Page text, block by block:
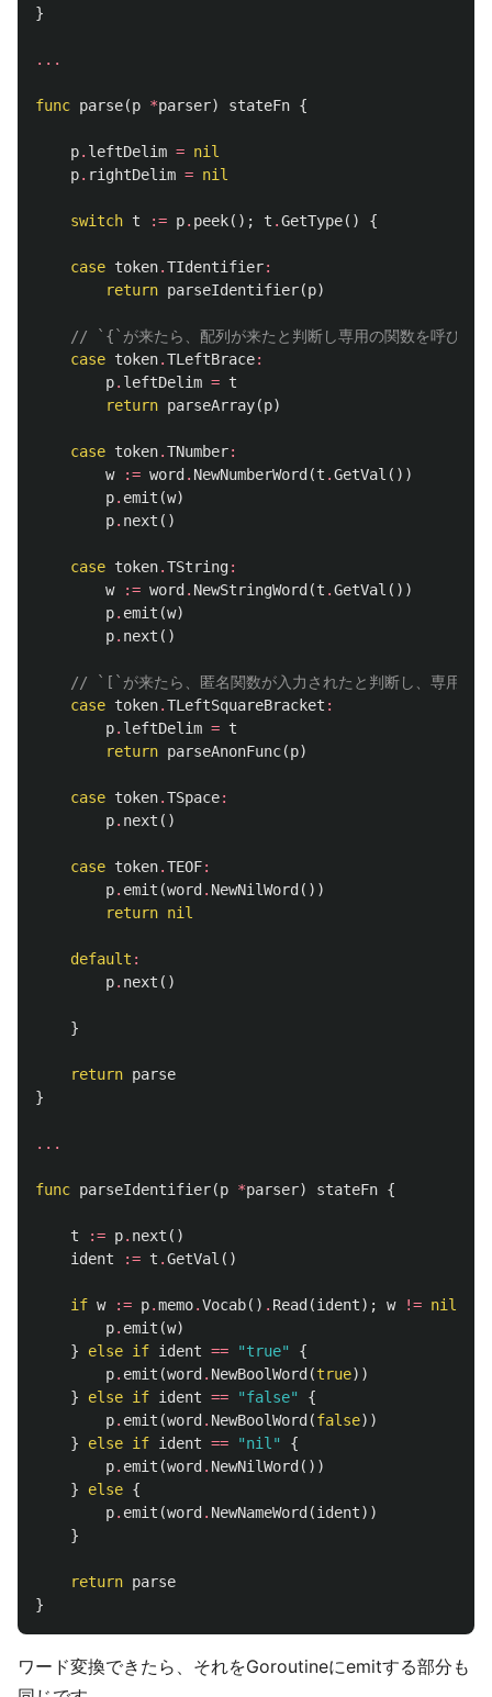
}
...
func parse(p *parser) stateFn {
p. leftDelim = nil
p. rightDelim = nil
switch t := p. peek(); t .GetType() {
case token.TIdentifier:
return parseIdentifier(p)
// `{`が来たら、配列が来たと判断し専用の関数を呼び出
case token.TLeftBrace:
p. leftDelim = t
return parseArray(p)
case token.TNumber:
w
:= word . NewNumberWord (t .GetVal ())
p. emit (w)
p. next ()
case token.TString:
w
:= word . NewStringWord (t .GetVal ())
p. emit (w)
p. next ()
// `[`が来たら、匿名関数が入力されたと判断し、専用のパ
case token.TLeftSquareBracket :
p. leftDelim = t
return parseAnonFunc(p)
case token.TSpace:
p. next ()
case token.TEOF:
p. emit (word . NewNilWord ())
return nil
default :
p. next ()
}
return parse
}
...
func parseIdentifier(p *parser) stateFn {
t := p. next ()
ident
:= t .GetVal ()
if w := p.memo.Vocab() . Read (ident); w != nil
p. emit (w)
}
else if ident == "true"
{
p. emit (word . NewBoolWord (true))
}
else if ident == "false"
{
p. emit (word . NewBoolWord (false))
}
else if ident == "nil"
{
p. emit (word . NewNilWord ())
}
else {
p. emit (word . NewNameWord (ident))
}
return parse
}
ワード変換できたら、それをGoroutineにemitする部分も